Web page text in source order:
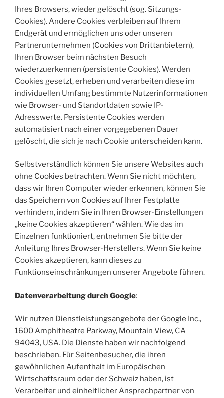
Ihres Browsers, wieder gelöscht (sog. Sitzungs-
Cookies). Andere Cookies verbleiben auf Ihrem
Endgerät und ermöglichen uns oder unseren
Partnerunternehmen (Cookies von Drittanbietern),
Ihren Browser beim nächsten Besuch
wiederzuerkennen (persistente Cookies). Werden
Cookies gesetzt, erheben und verarbeiten diese im
individuellen Umfang bestimmte Nutzerinformationen
wie Browser- und Standortdaten sowie IP-
Adresswerte. Persistente Cookies werden
automatisiert nach einer vorgegebenen Dauer
gelöscht, die sich je nach Cookie unterscheiden kann.
Selbstverständlich können Sie unsere Websites auch
ohne Cookies betrachten. Wenn Sie nicht möchten,
dass wir Ihren Computer wieder erkennen, können Sie
das Speichern von Cookies auf Ihrer Festplatte
verhindern, indem Sie in Ihren Browser-Einstellungen
„keine Cookies akzeptieren“ wählen. Wie das im
Einzelnen funktioniert, entnehmen Sie bitte der
Anleitung Ihres Browser-Herstellers. Wenn Sie keine
Cookies akzeptieren, kann dieses zu
Funktionseinschränkungen unserer Angebote führen.
Datenverarbeitung durch Google:
Wir nutzen Dienstleistungsangebote der Google Inc.,
1600 Amphitheatre Parkway, Mountain View, CA
94043, USA. Die Dienste haben wir nachfolgend
beschrieben. Für Seitenbesucher, die ihren
gewöhnlichen Aufenthalt im Europäischen
Wirtschaftsraum oder der Schweiz haben, ist
Verarbeiter und einheitlicher Ansprechpartner von